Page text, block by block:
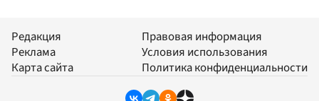
Редакция
Реклама
Карта сайта
Правовая информация
Условия использования
Политика конфиденциальности